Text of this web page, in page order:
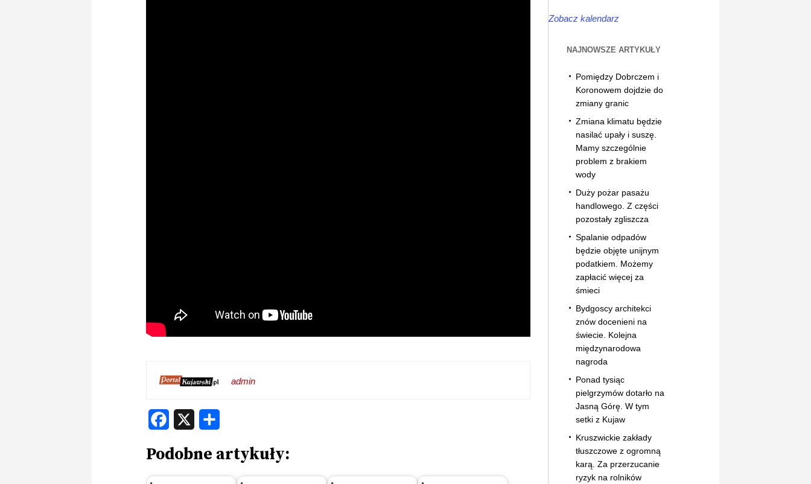
admin
Facebook
Podobne artykuły:
Zobacz kalendarz
NAJNOWSZE ARTYKUŁY
Pomiędzy Dobrczem i
Koronowem dojdzie do
zmiany granic
Zmiana klimatu będzie
nasilać upały i suszę.
Mamy szczególnie
problem z brakiem
wody
Duży pożar pasażu
handlowego. Z części
pozostały zgliszcza
Spalanie odpadów
będzie objęte unijnym
podatkiem. Możemy
zapłacić więcej za
śmieci
Bydgoscy architekci
znów docenieni na
świecie. Kolejna
międzynarodowa
nagroda
Ponad tysiąc
pielgrzymów dotarło na
Jasną Górę. W tym
setki z Kujaw
Kruszwickie zakłady
tłuszczowe z ogromną
karą. Za przerzucanie
ryzyk na rolników